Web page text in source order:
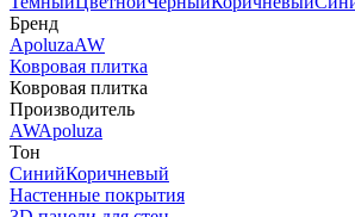
Бренд
ApoluzaAW
Ковровая плитка
Ковровая плитка
Производитель
AWApoluza
Тон
СинийКоричневый
Настенные покрытия